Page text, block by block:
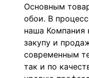
Основным
обои. В
наша Компания
закупу и
современным
так и по